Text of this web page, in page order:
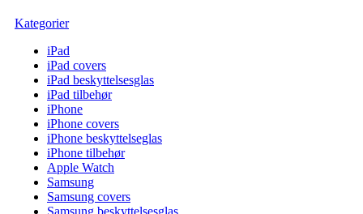
Kategorier
iPad
iPad covers
iPad beskyttelsesglas
iPad tilbehør
iPhone
iPhone covers
iPhone beskyttelseglas
iPhone tilbehør
Apple Watch
Samsung
Samsung covers
Samsung beskyttelsesglas